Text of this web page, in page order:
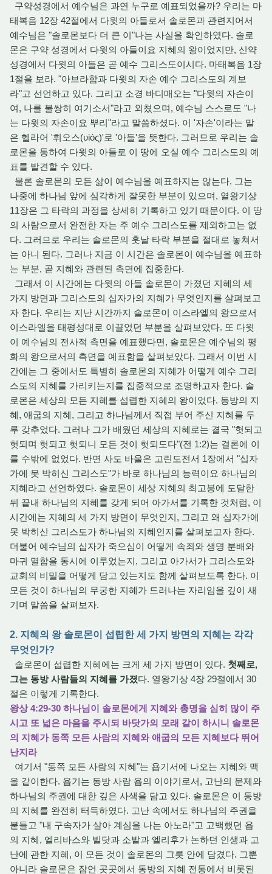
구약성경에서 예수님은 과연 누구로 예표되었을까? 우리는 마
태복음 12장 42절에서 다윗의 아들로서 솔로몬과 관련지어서
예수님은 "솔로몬보다 더 큰 이"나는 사실을 확인하였다. 솔로
몬은 구약 성경에서 다윗의 아들이요 지혜의 왕이었지만, 신약
성경에서 다윗의 아들은 곧 예수 그리스도이시다. 마태복음 1장
1절을 보라. "아브라함과 다윗의 자손 예수 그리스도의 계보
라"고 선언하고 있다. 그리고 소경 바디매오는 "다윗의 자손이
여, 나를 불쌍히 여기소서"라고 외쳤으며, 예수님 스스로도 "나
는 다윗의 자손이요 뿌리"라고 말씀하셨다. 이 '자손'이라는 말
은 헬라어 '휘오스(υἱός)'로 '아들'을 뜻한다. 그러므로 우리는 솔
로몬을 통하여 다윗의 아들로 이 땅에 오실 예수 그리스도의 예
표를 발견할 수 있다.
물론 솔로몬의 모든 삶이 예수님을 예표하지는 않는다. 그는
나중에 하나님 앞에 심각하게 잘못한 부분이 있으며, 열왕기상
11장은 그 타락의 과정을 상세히 기록하고 있기 때문이다. 이 땅
의 사람으로서 완전한 자는 주 예수 그리스도를 제외하고는 없
다. 그러므로 우리는 솔로몬의 훗날 타락 부분을 절대로 놓쳐서
는 아니 된다. 그러나 지금 이 시간은 솔로몬이 예수님을 예표하
는 부분, 곧 지혜와 관련된 측면에 집중한다.
그래서 이 시간에는 다윗의 아들 솔로몬이 가졌던 지혜의 세
가지 방면과 그리스도의 십자가의 지혜가 무엇인지를 살펴보고
자 한다. 우리는 지난 시간까지 솔로몬이 이스라엘의 왕으로서
이스라엘을 태평성대로 이끌었던 부분을 살펴보았다. 또 다윗
이 예수님의 전사적 측면을 예표했다면, 솔로몬은 예수님의 평
화의 왕으로서의 측면을 예표함을 살펴보았다. 그래서 이번 시
간에는 그 중에서도 특별히 솔로몬의 지혜가 어떻게 예수 그리
스도의 지혜를 가리키는지를 집중적으로 조명하고자 한다. 솔
로몬은 세상의 모든 지혜를 섭렵한 지혜의 왕이었다. 동방의 지
혜, 애굽의 지혜, 그리고 하나님께서 직접 부어 주신 지혜를 두
루 갖추었다. 그러나 그가 배웠던 세상의 지혜로는 결국 "헛되고
헛되며 헛되고 헛되니 모든 것이 헛되도다"(전 1:2)는 결론에 이
를 수밖에 없었다. 반면 사도 바울은 고린도전서 1장에서 "십자
가에 못 박히신 그리스도"가 바로 하나님의 능력이요 하나님의
지혜라고 선언하였다. 솔로몬이 세상 지혜의 최고봉에 도달한
뒤 끝내 하나님의 지혜를 갖게 되어 아가서를 기록한 것처럼, 이
시간에는 지혜의 세 가지 방면이 무엇인지, 그리고 왜 십자가에
못 박히신 그리스도가 하나님의 지혜인지를 살펴보고자 한다.
더불어 예수님의 십자가 죽으심이 어떻게 속죄와 생명 분배와
마귀 멸함을 동시에 이루었는지, 그리고 아가서가 그리스도와
교회의 비밀을 어떻게 담고 있는지도 함께 살펴보도록 한다. 이
모든 것이 하나님의 무궁한 지혜가 드러나는 자리임을 깊이 새
기며 말씀을 살펴보자.
2. 지혜의 왕 솔로몬이 섭렵한 세 가지 방면의 지혜는 각각
무엇인가?
솔로몬이 섭렵한 지혜에는 크게 세 가지 방면이 있다. 첫째로,
그는 동방 사람들의 지혜를 가졌다. 열왕기상 4장 29절에서 30
절은 이렇게 기록한다.
왕상 4:29-30 하나님이 솔로몬에게 지혜와 총명을 심히 많이 주
시고 또 넓은 마음을 주시되 바닷가의 모래 같이 하시니 솔로몬
의 지혜가 동쪽 모든 사람의 지혜와 애굽의 모든 지혜보다 뛰어
난지라
여기서 "동쪽 모든 사람의 지혜"는 욥기서에 나오는 지혜와 맥
을 같이한다. 욥기는 동방 사람 욥의 이야기로서, 고난의 문제와
하나님의 주권에 대한 깊은 사색을 담고 있다. 솔로몬은 이 동방
의 지혜를 완전히 터득하였다. 고난 속에서도 하나님의 주권을
붙들고 "내 구속자가 살아 계심을 나는 아노라"고 고백했던 욥
의 지혜, 엘리바스와 빌닷과 소발과 엘리후가 논하던 인생과 고
난에 관한 지혜, 이 모든 것이 솔로몬의 그릇 안에 담겼다. 그뿐
아니라 솔로몬은 잠언 곳곳에서 동방의 지혜 전통에서 비롯된